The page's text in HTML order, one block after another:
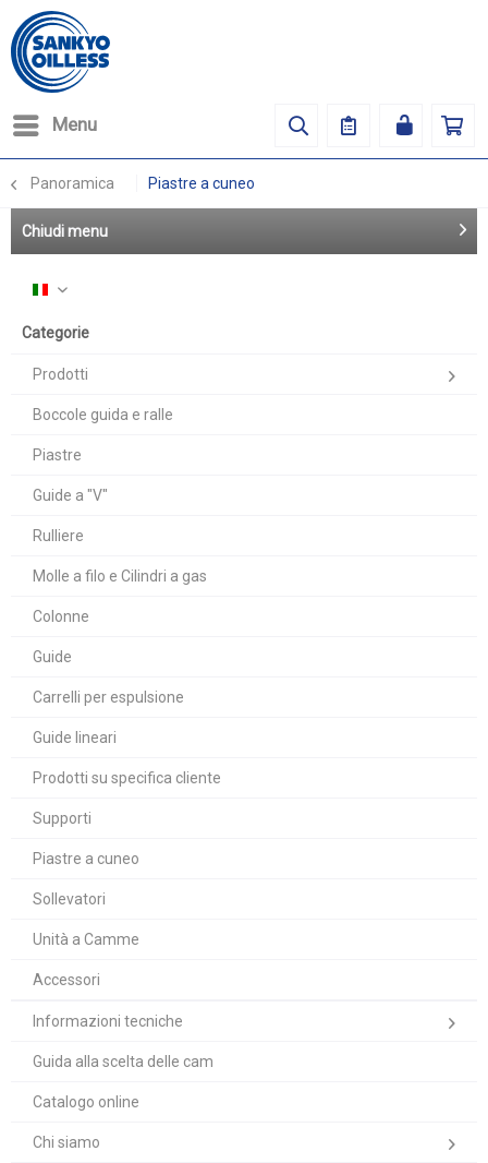
Menu
Panoramica Piastre a cuneo
Chiudi menu
Italiano
Categorie
Prodotti
Boccole guida e ralle
Piastre
Guide a "V"
Rulliere
Molle a filo e Cilindri a gas
Colonne
Guide
Carrelli per espulsione
Guide lineari
Prodotti su specifica cliente
Supporti
Piastre a cuneo
Sollevatori
Unità a Camme
Accessori
Informazioni tecniche
Guida alla scelta delle cam
Catalogo online
Chi siamo